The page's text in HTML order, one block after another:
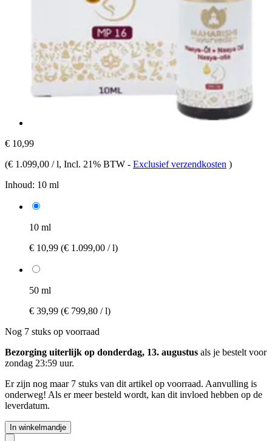
€ 10,99
(€ 1.099,00 / l, Incl. 21% BTW - Exclusief verzendkosten )
Inhoud: 10 ml
10 ml
€ 10,99 (€ 1.099,00 / l)
50 ml
€ 39,99 (€ 799,80 / l)
Nog 7 stuks op voorraad
Bezorging uiterlijk op donderdag, 13. augustus als je bestelt voor
zondag 23:59 uur.
Er zijn nog maar 7 stuks van dit artikel op voorraad. Aanvulling is
onderweg! Als er meer besteld wordt, kan dit invloed hebben op de
leverdatum.
In winkelmandje